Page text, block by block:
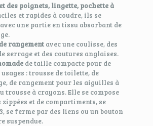
des poignets, lingette, pochette à
et rapides à coudre, ils se
une partie en tissu absorbant de
rangement avec une coulisse, des
serrage et des coutures anglaises.
de taille compacte pour de
: trousse de toilette, de
de rangement pour les aiguilles à
trousse à crayons. Elle se compose
zippées et de compartiments, se
se ferme par des liens ou un bouton
suspendue.